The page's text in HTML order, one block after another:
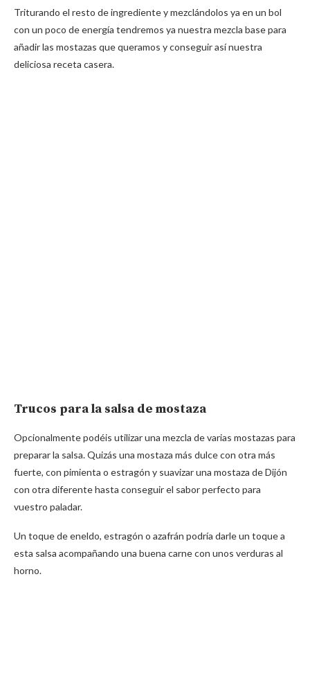
Triturando el resto de ingrediente y mezclándolos ya en un bol
con un poco de energía tendremos ya nuestra mezcla base para
añadir las mostazas que queramos y conseguir así nuestra
deliciosa receta casera.
Trucos para la salsa de mostaza
Opcionalmente podéis utilizar una mezcla de varias mostazas para
preparar la salsa. Quizás una mostaza más dulce con otra más
fuerte, con pimienta o estragón y suavizar una mostaza de Dijón
con otra diferente hasta conseguir el sabor perfecto para
vuestro paladar.
Un toque de eneldo, estragón o azafrán podría darle un toque a
esta salsa acompañando una buena carne con unos verduras al
horno.